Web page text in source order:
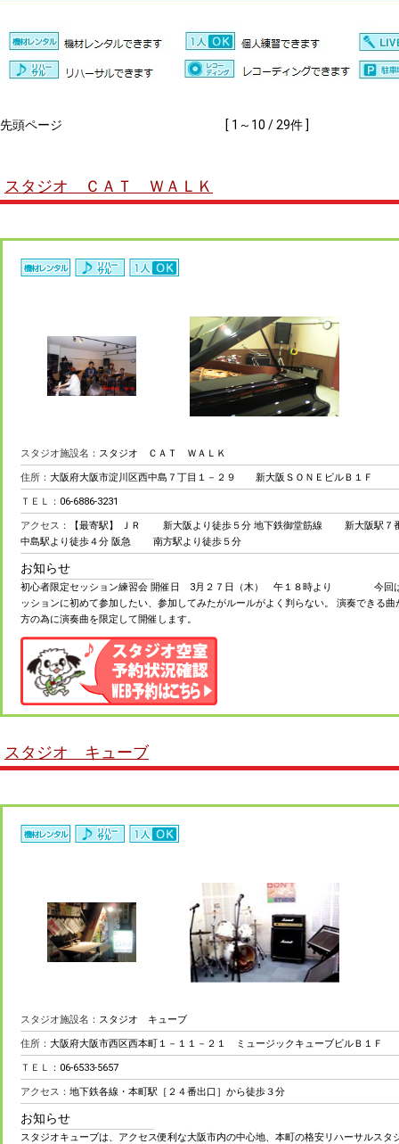
先頭ページ [ 1～10 / 29件 ]
スタジオ ＣＡＴ ＷＡＬＫ
スタジオ施設名： スタジオ ＣＡＴ ＷＡＬＫ
住所： 大阪府大阪市淀川区西中島７丁目１－２９ 新大阪ＳＯＮＥビルＢ１Ｆ
ＴＥＬ： 06-6886-3231
アクセス：
【最寄駅】 ＪＲ 新大阪より徒歩５分 地下鉄御堂筋線 新大阪駅
中島駅より徒歩４分 阪急 南方駅より徒歩５分
お知らせ
初心者限定セッション練習会 開催日 3月２７日（木） 午１８時より 今回は
ッションに初めて参加したい、参加してみたがルールがよく判らない。 演奏できる
方の為に演奏曲を限定して開催します。
スタジオ キューブ
スタジオ施設名： スタジオ キューブ
住所： 大阪府大阪市西区西本町１－１１－２１ ミュージックキューブビルＢ１Ｆ
ＴＥＬ： 06-6533-5657
アクセス： 地下鉄各線・本町駅［２４番出口］から徒歩３分
お知らせ
スタジオキューブは、アクセス便利な大阪市内の中心地、本町の格安リハーサルスタ